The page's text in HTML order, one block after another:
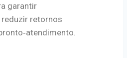
garantir
retornos